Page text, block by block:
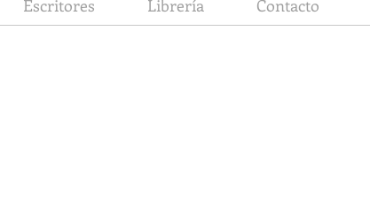
Escritores Librería Contacto